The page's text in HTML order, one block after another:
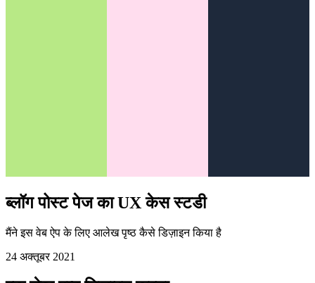
मैंने इस वेब ऐप के लिए आलेख पृष्ठ कैसे डिज़ाइन किया है